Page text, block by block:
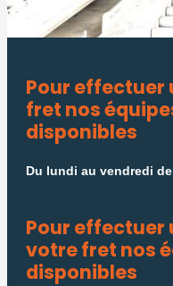
Pour effectuer
fret nos
disponibles
Du lundi au vendredi
Pour effectuer
votre fret nos
disponibles